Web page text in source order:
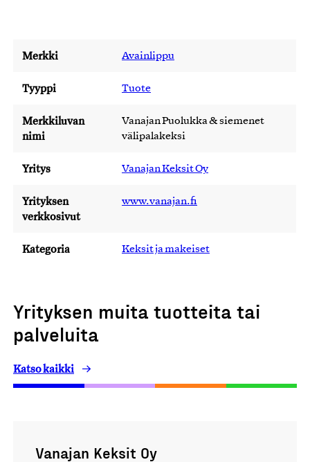
Merkki Avainlippu
Tyyppi Tuote
Merkkiluvan
nimi
Vanajan Puolukka & siemenet
välipalakeksi
Yritys Vanajan Keksit Oy
Yrityksen
verkkosivut
www.vanajan.fi
Kategoria Keksit ja makeiset
Yrityksen muita tuotteita tai
palveluita
Katso kaikki
Vanajan Keksit Oy